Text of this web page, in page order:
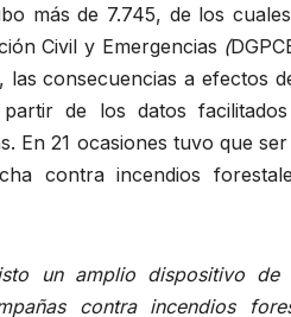
más de 7.745, de los
Civil y Emergencias (
consecuencias a efectos
de los datos
En 21 ocasiones tuvo que
contra incendios
un amplio dispositivo
contra incendios